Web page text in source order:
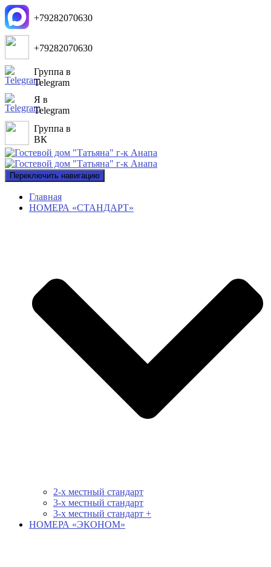
+79282070630
+79282070630
Группа в
Telegram
Я в
Telegram
Группа в
ВК
Переключить навигацию
Главная
НОМЕРА «СТАНДАРТ»
2-х местный стандарт
3-х местный стандарт
3-х местный стандарт +
НОМЕРА «ЭКОНОМ»